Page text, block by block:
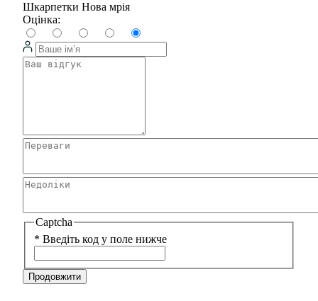
Шкарпетки Нова мрія
Оцінка:
Captcha
* Введіть код у поле нижче
Продовжити